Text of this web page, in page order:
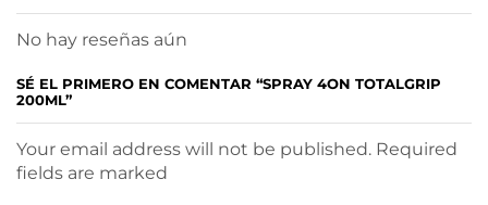
No hay reseñas aún
SÉ EL PRIMERO EN COMENTAR “SPRAY 4ON TOTALGRIP
200ML”
Your email address will not be published. Required
fields are marked